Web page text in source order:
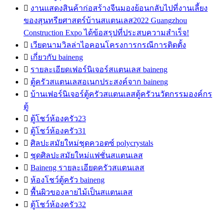
 งานแสดงสินค้าก่อสร้างจีนมองย้อนกลับไปที่งานเลี้ยง
ของสุนทรียศาสตร์บ้านสแตนเลส2022 Guangzhou
Construction Expo ได้ข้อสรุปที่ประสบความสำเร็จ!
 เวียดนามวิลล่าไอคอนโครงการกรณีการติดตั้ง
 เกี่ยวกับ baineng
 รายละเอียดเฟอร์นิเจอร์สแตนเลส baineng
 ตู้ครัวสแตนเลสอเนกประสงค์จาก baineng
 บ้านเฟอร์นิเจอร์ตู้ครัวสแตนเลสตู้ครัวนวัตกรรมองค์กร
ตู้
 ตู้โชว์ห้องครัว23
 ตู้โชว์ห้องครัว31
 ศิลปะสมัยใหม่ชุดควอตซ์ polycrystals
 ชุดศิลปะสมัยใหม่แฟชั่นสแตนเลส
 Baineng รายละเอียดครัวสแตนเลส
 ห้องโชว์ตู้ครัว baineng
 พื้นผิวของลายไม้เป็นสแตนเลส
 ตู้โชว์ห้องครัว32